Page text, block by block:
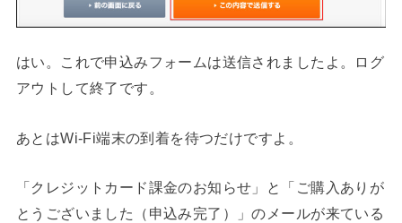
はい。これで申込みフォームは送信されましたよ。ログ
アウトして終了です。
あとはWi-Fi端末の到着を待つだけですよ。
「クレジットカード課金のお知らせ」と「ご購入ありが
とうございました（申込み完了）」のメールが来ている